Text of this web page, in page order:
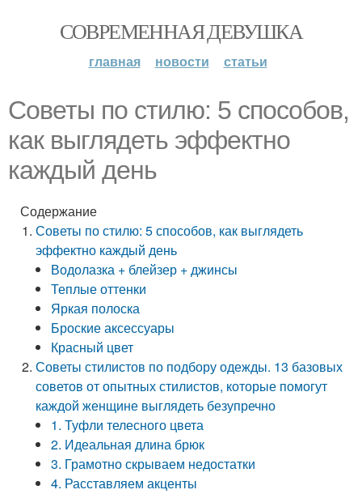
СОВРЕМЕННАЯ ДЕВУШКА
главная новости статьи
Советы по стилю: 5 способов,
как выглядеть эффектно
каждый день
Содержание
Советы по стилю: 5 способов, как выглядеть
эффектно каждый день
Водолазка + блейзер + джинсы
Теплые оттенки
Яркая полоска
Броские аксессуары
Красный цвет
Советы стилистов по подбору одежды. 13 базовых
советов от опытных стилистов, которые помогут
каждой женщине выглядеть безупречно
1. Туфли телесного цвета
2. Идеальная длина брюк
3. Грамотно скрываем недостатки
4. Расставляем акценты